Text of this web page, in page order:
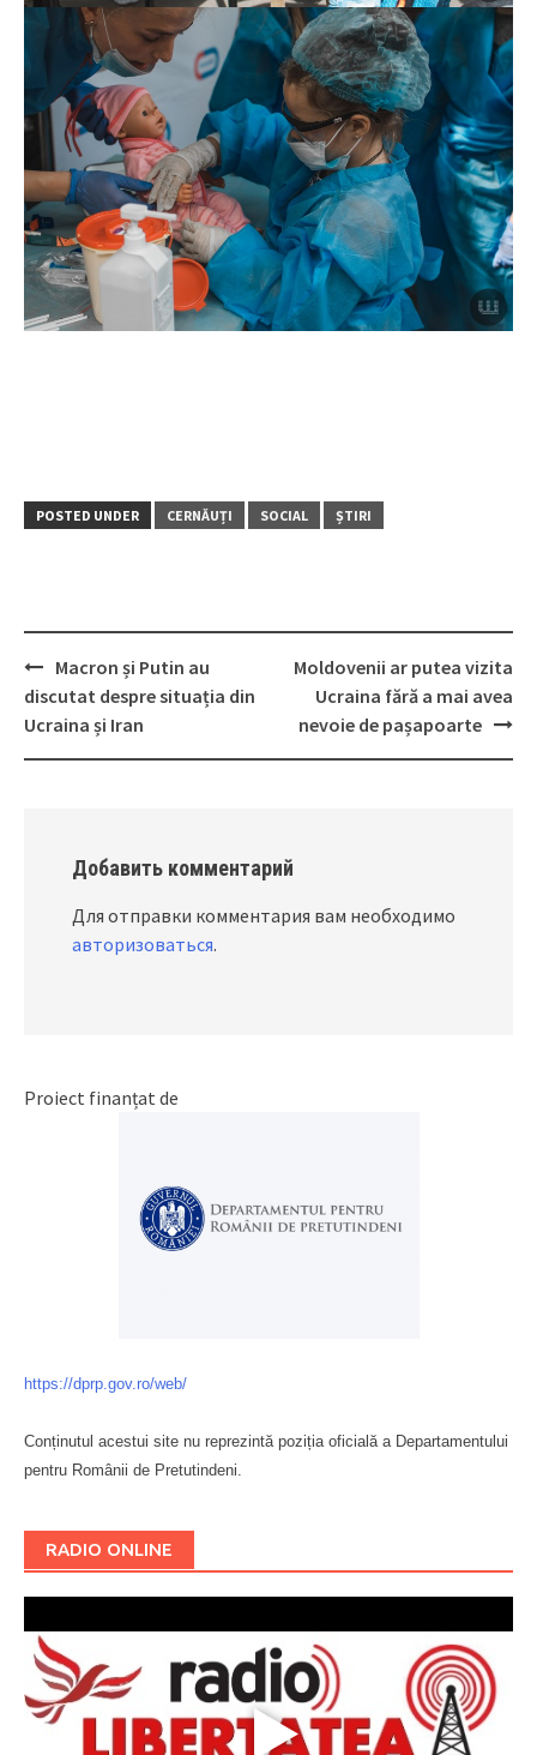
POSTED UNDER CERNĂUȚI SOCIAL ȘTIRI
Post
navigation
Macron și Putin au
discutat despre situația din
Ucraina și Iran
Moldovenii ar putea vizita
Ucraina fără a mai avea
nevoie de pașapoarte
Добавить комментарий
Для отправки комментария вам необходимо
авторизоваться.
Proiect finanțat de
https://dprp.gov.ro/web/
Conținutul acestui site nu reprezintă poziția oficială a Departamentului
pentru Românii de Pretutindeni.
RADIO ONLINE